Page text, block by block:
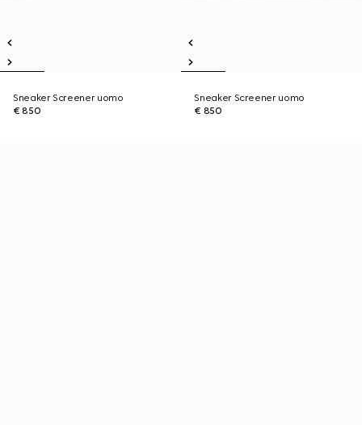
Sneaker Screener uomo
€ 850
Sneaker Screener uomo
€ 850